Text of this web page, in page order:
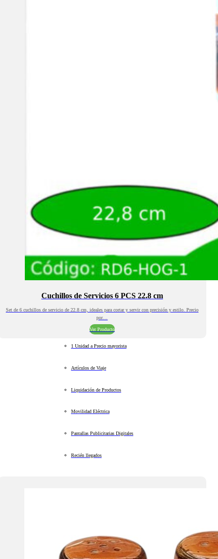
Cuchillos de Servicios 6 PCS 22.8 cm
Set de 6 cuchillos de servicio de 22.8 cm, ideales para cortar y servir con precisión y estilo. Precio
por…
Ver Producto
1 Unidad a Precio mayorista
Artículos de Viaje
Liquidación de Productos
Movilidad Eléctrica
Pantallas Publicitarias Digitales
Recién llegados